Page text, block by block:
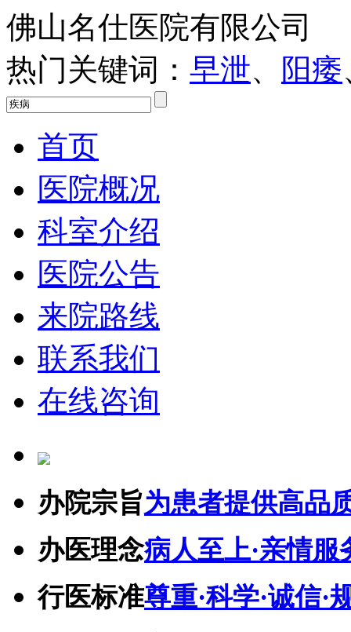
佛山名仕医院有限公司
热门关键词： 早泄、 阳痿
首页
医院概况
科室介绍
医院公告
来院路线
联系我们
在线咨询
办院宗旨为患者提供高品
办医理念病人至上·亲情服
行医标准尊重·科学·诚信·